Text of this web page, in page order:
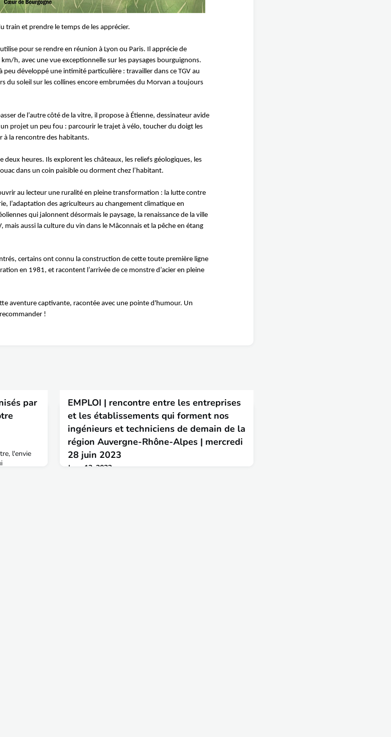
train et prendre le temps de les apprécier.
pour se rendre en réunion à Lyon ou Paris. Il apprécie de
h, avec une vue exceptionnelle sur les paysages bourguignons.
peu développé une intimité particulière : travailler dans ce TGV au
du soleil sur les collines encore embrumées du Morvan a toujours
de l’autre côté de la vitre, il propose à Étienne, dessinateur avide
un projet un peu fou : parcourir le trajet à vélo, toucher du doigt les
à la rencontre des habitants.
deux heures. Ils explorent les châteaux, les reliefs géologiques, les
dans un coin paisible ou dorment chez l’habitant.
au lecteur une ruralité en pleine transformation : la lutte contre
l’adaptation des agriculteurs au changement climatique en
qui jalonnent désormais le paysage, la renaissance de la ville
mais aussi la culture du vin dans le Mâconnais et la pêche en étang
certains ont connu la construction de cette toute première ligne
en 1981, et racontent l’arrivée de ce monstre d’acier en pleine
aventure captivante, racontée avec une pointe d'humour. Un
!
par
l'envie
EMPLOI | rencontre entre les entreprises
et les établissements qui forment nos
ingénieurs et techniciens de demain de la
région Auvergne-Rhône-Alpes | mercredi
28 juin 2023
June 13, 2023